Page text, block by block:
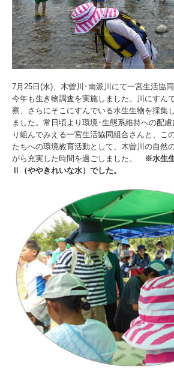
7月25日(水)、木曽川･南派川にて一宮生活協
今年も生き物調査を実施しました。川にすん
察、さらにそこにすんでいる水生生物を採集
ました。常日頃より環境･生態系維持への配
り組んでみえる一宮生活協同組合さんと、こ
たちへの環境教育活動として、木曽川の自然
がら充実した時間を過ごしました。
※水生
Ⅱ（ややきれいな水）でした。